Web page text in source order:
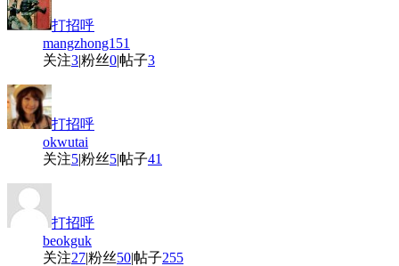
打招呼
mangzhong151
关注3|粉丝0|帖子3
打招呼
okwutai
关注5|粉丝5|帖子41
打招呼
beokguk
关注27|粉丝50|帖子255